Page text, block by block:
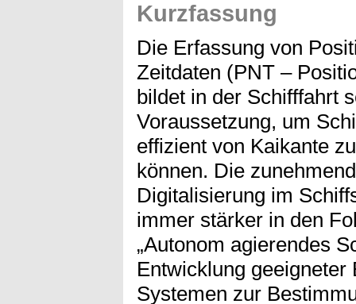
Kurzfassung
Die Erfassung von
Zeitdaten (PNT –
bildet in der Schifffahrt
Voraussetzung, um
effizient von Kaikante
können. Die
Digitalisierung im
immer stärker in den
„Autonom agierendes
Entwicklung
Systemen zur